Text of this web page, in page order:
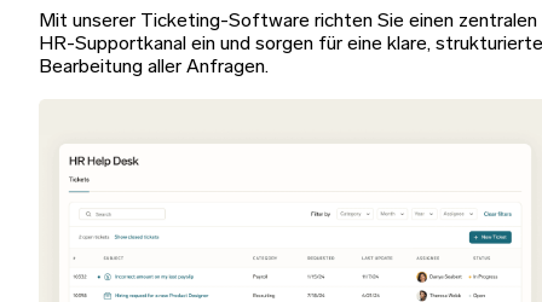
Mit unserer Ticketing-Software richten Sie einen zentralen
HR-Supportkanal ein und sorgen für eine klare, strukturierte
Bearbeitung aller Anfragen.